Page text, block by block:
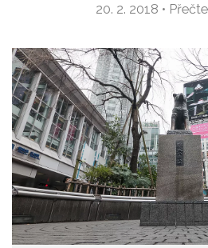
20. 2. 2018 •